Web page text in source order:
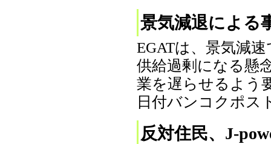
景気減退による
EGATは、景気減
供給過剰になる懸
業を遅らせるよう
日付バンコクポス
反対住民、J-